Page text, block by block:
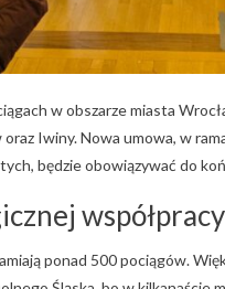
w obszarze miasta
Iwiny. Nowa umowa, w
będzie obowiązywać do
współpracy
ponad 500 pociągów.